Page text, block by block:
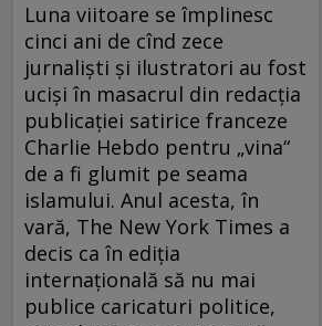
Luna viitoare se împlinesc
cinci ani de cînd zece
jurnalişti şi ilustratori au fost
ucişi în masacrul din redacţia
publicaţiei satirice franceze
Charlie Hebdo pentru „vina“
de a fi glumit pe seama
islamului. Anul acesta, în
vară, The New York Times a
decis ca în ediția
internațională să nu mai
publice caricaturi politice,